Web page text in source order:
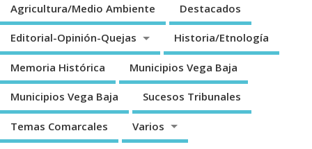
Agricultura/Medio Ambiente Destacados
Editorial-Opinión-Quejas Historia/Etnología
Memoria Histórica Municipios Vega Baja
Municipios Vega Baja Sucesos Tribunales
Temas Comarcales Varios